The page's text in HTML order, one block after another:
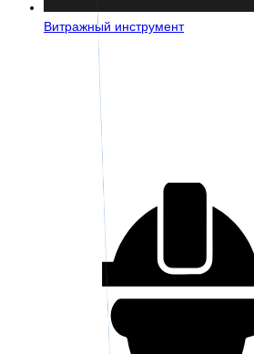
Витражный инструмент